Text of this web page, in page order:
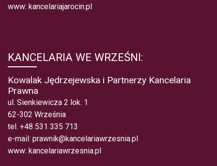
www: kancelariajarocin.pl
KANCELARIA WE WRZEŚNI:
Kowalak Jędrzejewska i Partnerzy Kancelaria
Prawna
ul. Sienkiewicza 2 lok. 1
62-302 Września
tel. +48 531 335 713
e-mail: prawnik@kancelariawrzesnia.pl
www: kancelariawrzesnia.pl